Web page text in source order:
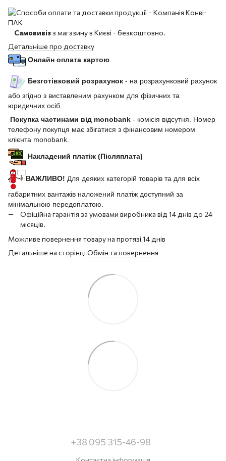
Самовивізз магазину в Києві - безкоштовно.
Детальніше про доставку
Онлайн оплата картою.
Безготівковий розрахунок - на розрахунковий рахунок
або згідно з виставленим рахунком для фізичних та
юридичних осіб.
Покупка частинами від monobank - комісія відсутня. Номер
телефону покупця має збігатися з фінансовим номером
клієнта monobank.
Накладений платіж (Післяплата)
ВАЖЛИВО! Для деяких категорій товарів та для всіх
габаритних вантажів наложений платіж доступний за
мінімальною передоплатою.
Офіційна гарантія за умовами виробника від 14 днів до 24
місяців.
Можливе повернення товару на протязі 14 днів
Детальніше на сторінці Обмін та повернення
+38 095 315-46-98